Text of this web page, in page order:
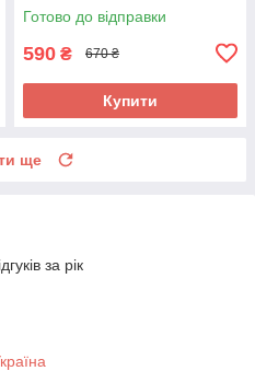
Готово до відправки
590 ₴ 670 ₴
Купити
ще
за рік